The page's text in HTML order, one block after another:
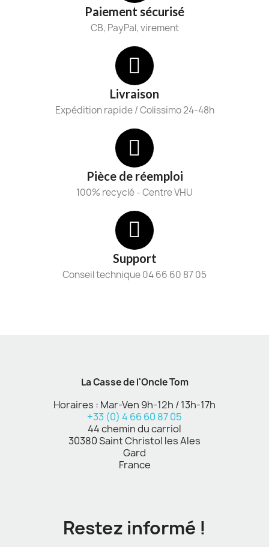
Paiement sécurisé
CB, PayPal, virement
Livraison
Expédition rapide / Colissimo 24-48h
Pièce de réemploi
100% recyclé - Centre VHU
Support
Conseil technique 04 66 60 87 05
La Casse de l'Oncle Tom
Horaires : Mar-Ven 9h-12h / 13h-17h
+33 (0) 4 66 60 87 05
44 chemin du carriol
30380 Saint Christol les Ales
Gard
France
Restez informé !